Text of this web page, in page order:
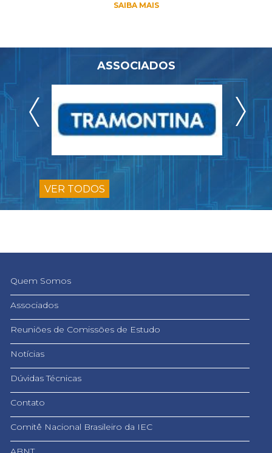
SAIBA MAIS
ASSOCIADOS
VER TODOS
Quem Somos
Associados
Reuniões de Comissões de Estudo
Notícias
Dúvidas Técnicas
Contato
Comitê Nacional Brasileiro da IEC